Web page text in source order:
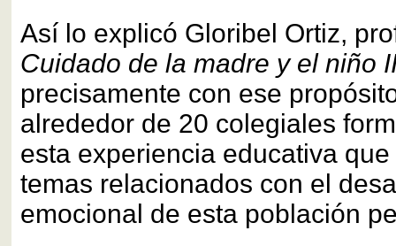
Así lo explicó Gloribel Ortiz,
Cuidado de la madre y el niño
precisamente con ese
alrededor de 20 colegiales
esta experiencia educativa
temas relacionados con el
emocional de esta población